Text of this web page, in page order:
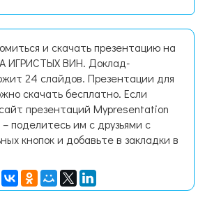
и скачать презентацию на
ИГРИСТЫХ ВИН. Доклад-
24 слайдов. Презентации для
скачать бесплатно. Если
презентаций Mypresentation
поделитесь им с друзьями с
кнопок и добавьте в закладки в